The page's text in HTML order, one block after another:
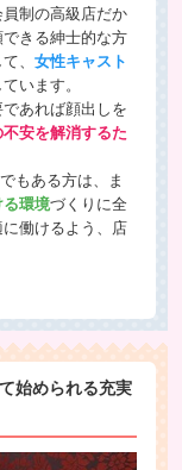
制の高級店だか
きる紳士的な方
、 女性キャスト
ています。
あれば顔出しを
安を解消するた
もある方は、ま
環境づくりに全
働けるよう、店
始められる充実